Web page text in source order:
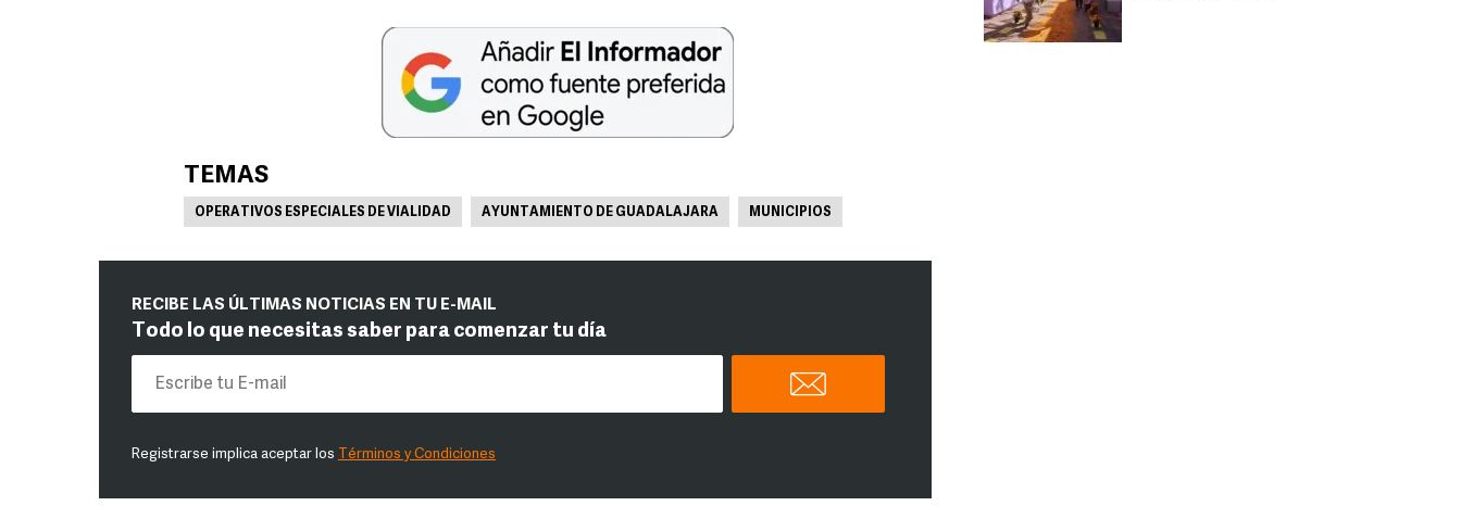
TEMAS
OPERATIVOS ESPECIALES DE VIALIDAD AYUNTAMIENTO DE GUADALAJARA MUNICIPIOS
RECIBE LAS ÚLTIMAS NOTICIAS EN TU E-MAIL
Todo lo que necesitas saber para comenzar tu día
Registrarse implica aceptar los Términos y Condiciones